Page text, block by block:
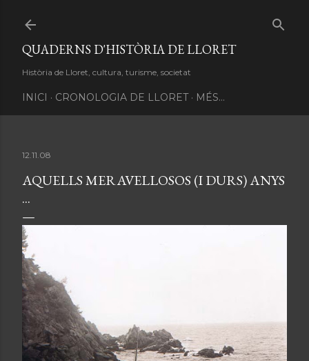
QUADERNS D'HISTÒRIA DE LLORET
Història de Lloret, cultura, turisme, societat
INICI CRONOLOGIA DE LLORET MÉS…
12.11.08
AQUELLS MERAVELLOSOS (I DURS) ANYS
...